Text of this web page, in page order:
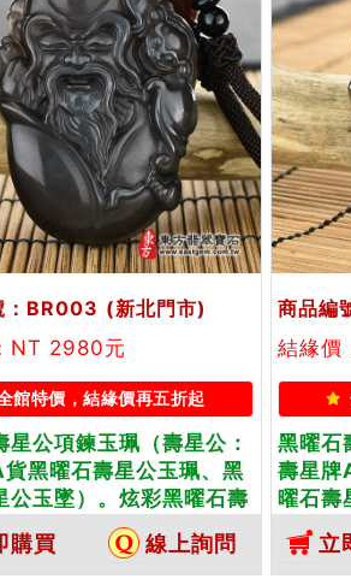
：BR003 (新北門市)
NT 2980元
館特價，結緣價再五折起
星公項鍊玉珮（壽星公：
黑曜石壽星公玉珮、黑
公玉墜）。炫彩黑曜石壽
。客製化訂做各種黑
公吊墜玉珮項鍊。★附東
購買 線上詢問
商品編
結緣價
黑曜石
壽星牌
曜石壽
星公
曜石立